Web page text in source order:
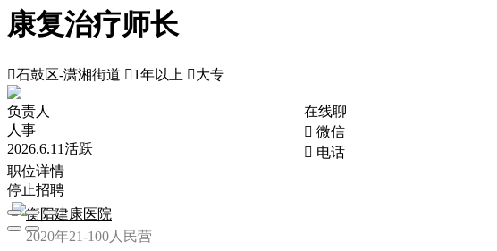
康复治疗师长
石鼓区-潇湘街道 1年以上 大专
负责人
人事
2026.6.11活跃
在线聊
 微信
 电话
职位详情
停止招聘
衡阳建康医院
2020年21-100人 民营